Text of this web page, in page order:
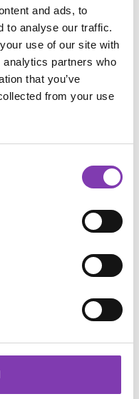
and ads, to
to analyse our traffic.
use of our site with
partners who
that you’ve
from your use
an. Nach
erfolgt die
Tagen auf das